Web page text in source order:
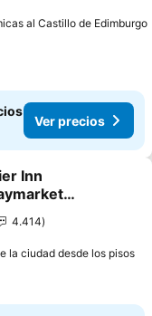
al Castillo de Edimburgo
Ver precios
Inn
4.414
la ciudad desde los pisos